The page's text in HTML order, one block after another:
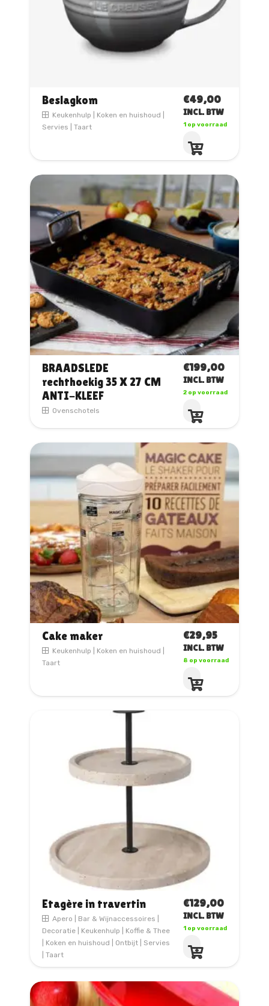
Beslagkom
Keukenhulp Koken en huishoud
Servies
Taart
€49,00
INCL. BTW
1 op voorraad
BRAADSLEDE
rechthoekig 35 X 27 CM
ANTI-KLEEF
Ovenschotels
€199,00
INCL. BTW
2 op voorraad
Cake maker
Keukenhulp Koken en huishoud
Taart
€29,95
INCL. BTW
8 op voorraad
Etagère in travertin
Apero Bar & Wijnaccessoires
Decoratie
Keukenhulp
Koffie & Thee
Koken en huishoud Ontbijt
Servies
Taart
€129,00
INCL. BTW
1 op voorraad